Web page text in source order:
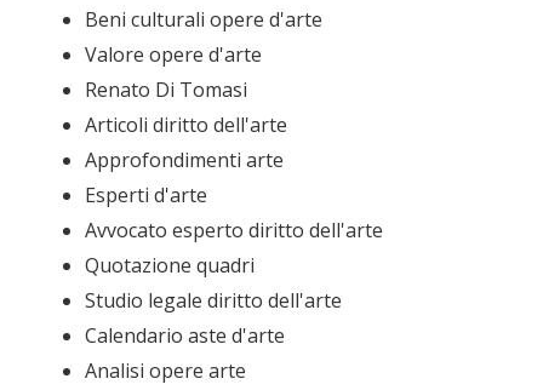
Beni culturali opere d'arte
Valore opere d'arte
Renato Di Tomasi
Articoli diritto dell'arte
Approfondimenti arte
Esperti d'arte
Avvocato esperto diritto dell'arte
Quotazione quadri
Studio legale diritto dell'arte
Calendario aste d'arte
Analisi opere arte